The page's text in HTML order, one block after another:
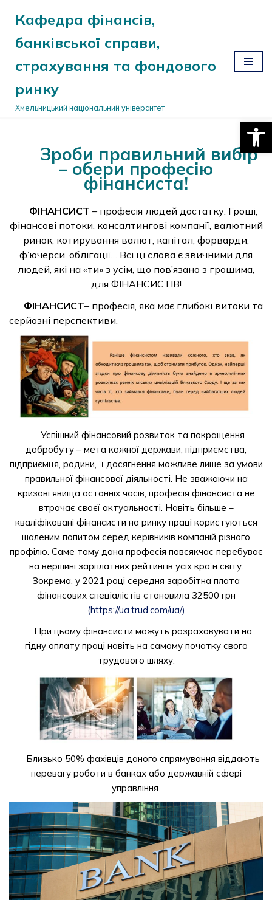
до
вмісту
Кафедра фінансів,
банківської справи,
страхування та фондового
ринку
Хмельницький національний університет
Зроби правильний вибір
– обери професію
фінансиста!
ФІНАНСИСТ – професія людей достатку. Гроші,
фінансові потоки, консалтингові компанії, валютний
ринок, котирування валют, капітал, форварди,
ф’ючерси, облігації… Всі ці слова є звичними для
людей, які на «ти» з усім, що пов’язано з грошима,
для ФІНАНСИСТІВ!
ФІНАНСИСТ– професія, яка має глибокі витоки та
серйозні перспективи.
Успішний фінансовий розвиток та покращення
добробуту – мета кожної держави, підприємства,
підприємця, родини, її досягнення можливе лише за умови
правильної фінансової діяльності. Не зважаючи на
кризові явища останніх часів, професія фінансиста не
втрачає своєї актуальності. Навіть більше –
кваліфіковані фінансисти на ринку праці користуються
шаленим попитом серед керівників компаній різного
профілю. Саме тому дана професія повсякчас перебуває
на вершині зарплатних рейтингів усіх країн світу.
Зокрема, у 2021 році середня заробітна плата
фінансових спеціалістів становила 32500 грн
(https://ua.trud.com/ua/)
При цьому фінансисти можуть розраховувати на
гідну оплату праці навіть на самому початку свого
трудового шляху.
Близько 50% фахівців даного спрямування віддають
перевагу роботи в банках або державній сфері
управління.